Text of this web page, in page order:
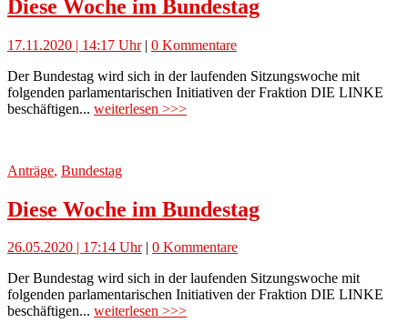
Diese Woche im Bundestag
17.11.2020 | 14:17 Uhr| 0 Kommentare
Der Bundestag wird sich in der laufenden Sitzungswoche mit
folgenden parlamentarischen Initiativen der Fraktion DIE LINKE
beschäftigen... weiterlesen >>>
Anträge, Bundestag
Diese Woche im Bundestag
26.05.2020 | 17:14 Uhr| 0 Kommentare
Der Bundestag wird sich in der laufenden Sitzungswoche mit
folgenden parlamentarischen Initiativen der Fraktion DIE LINKE
beschäftigen... weiterlesen >>>